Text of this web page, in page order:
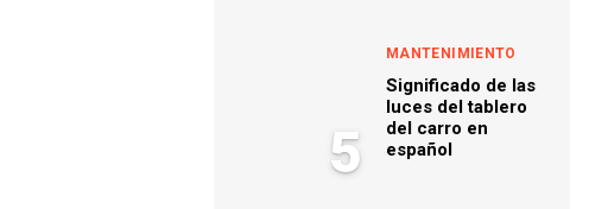
5
MANTENIMIENTO
Significado de las
luces del tablero
del carro en
español